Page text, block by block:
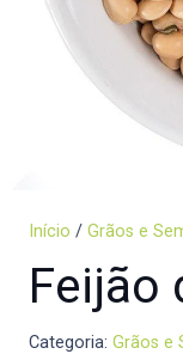
Início / Grãos e
Feijão
Categoria: Grãos e